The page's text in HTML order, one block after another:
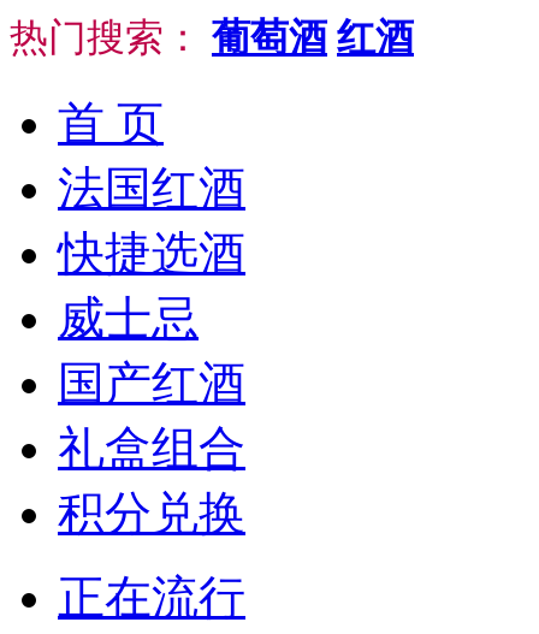
热门搜索： 葡萄酒 红酒
首 页
法国红酒
快捷选酒
威士忌
国产红酒
礼盒组合
积分兑换
正在流行